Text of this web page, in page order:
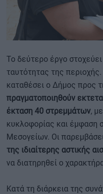
Το δεύτερο έργο
ταυτότητας της
καταθέσει ο Δήμος προς
πραγματοποιηθούν
έκταση 40 στρεμμάτων,
κυκλοφορίας και
Μεσογείων. Οι
της ιδιαίτερης αστικής
να διατηρηθεί ο
Κατά τη διάρκεια της